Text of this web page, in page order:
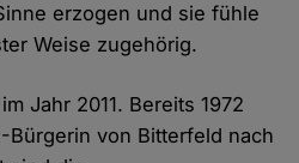
erzogen und sie fühle
Weise zugehörig.
Jahr 2011. Bereits 1972
Bürgerin von Bitterfeld nach